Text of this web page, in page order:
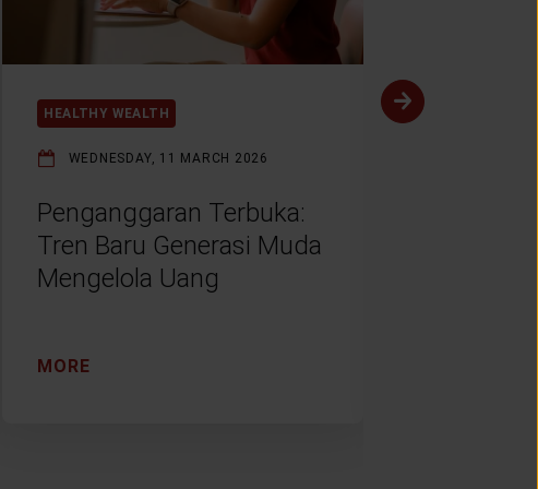
HEALTHY WEALTH
WEDNESDAY, 11 MARCH 2026
Penganggaran Terbuka:
Tren Baru Generasi Muda
Mengelola Uang
MORE
HEALTHY